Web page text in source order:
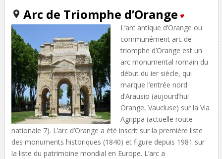
Arc de Triomphe d’Orange
L’arc antique d’Orange ou
communément arc de
triomphe d’Orange est un
arc monumental romain du
début du ier siècle, qui
marque l’entrée nord
d’Arausio (aujourd’hui
Orange, Vaucluse) sur la Via
Agrippa (actuelle route
nationale 7). L’arc d’Orange a été inscrit sur la première liste
des monuments historiques (1840) et figure depuis 1981 sur
la liste du patrimoine mondial en Europe. L’arc a